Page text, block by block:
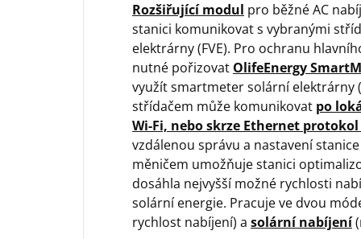
Rozšiřující modul pro běžné AC
stanici komunikovat s vybranými
elektrárny (FVE). Pro ochranu
nutné pořizovat OlifeEnergy
využít smartmeter solární elektrárny
střídačem může komunikovat po
Wi-Fi, nebo skrze Ethernet protokol
vzdálenou správu a nastavení
měničem umožňuje stanici
dosáhla nejvyšší možné rychlosti
solární energie. Pracuje ve dvou
rychlost nabíjení) a solární nabíjení